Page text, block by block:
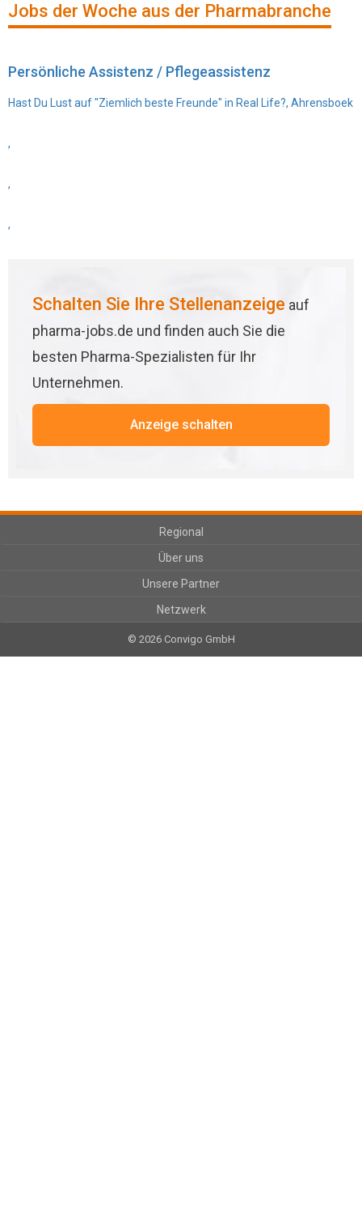
Jobs der Woche aus der Pharmabranche
Persönliche Assistenz / Pflegeassistenz
Hast Du Lust auf "Ziemlich beste Freunde" in Real Life?, Ahrensboek
,
,
,
Schalten Sie Ihre Stellenanzeige auf
pharma-jobs.de und finden auch Sie die
besten Pharma-Spezialisten für Ihr
Unternehmen.
Anzeige schalten
Regional
Über uns
Unsere Partner
Netzwerk
© 2026 Convigo GmbH